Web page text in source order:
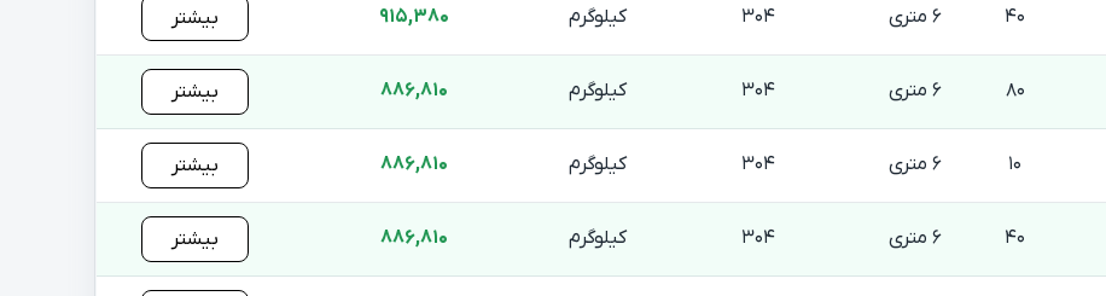
40 6 متری 304 کیلوگرم 915,380 بیشتر
80 6 متری 304 کیلوگرم 886,810 بیشتر
10 6 متری 304 کیلوگرم 886,810 بیشتر
40 6 متری 304 کیلوگرم 886,810 بیشتر